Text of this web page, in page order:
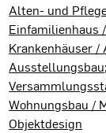
Alten- und
Einfamilienhaus
Krankenhäuser /
Ausstellungsbau
Wohnungsbau /
Objektdesign